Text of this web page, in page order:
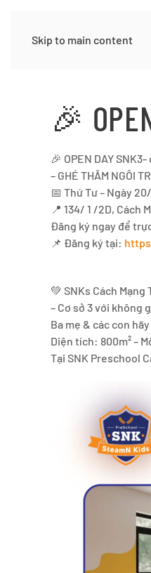
Skip to main content
🎉
🎉 OPEN DAY
– GHÉ THĂM NGÔI
📅 Thứ Tư – Ngày
📍 134/ 1 /2D, Cách
Đăng ký ngay để
📌 Đăng ký tại:
💚 SNKs Cách Mạng
– Cơ sở 3 với không
Ba mẹ & các con
Diện tích: 800m² –
Tại SNK Preschool